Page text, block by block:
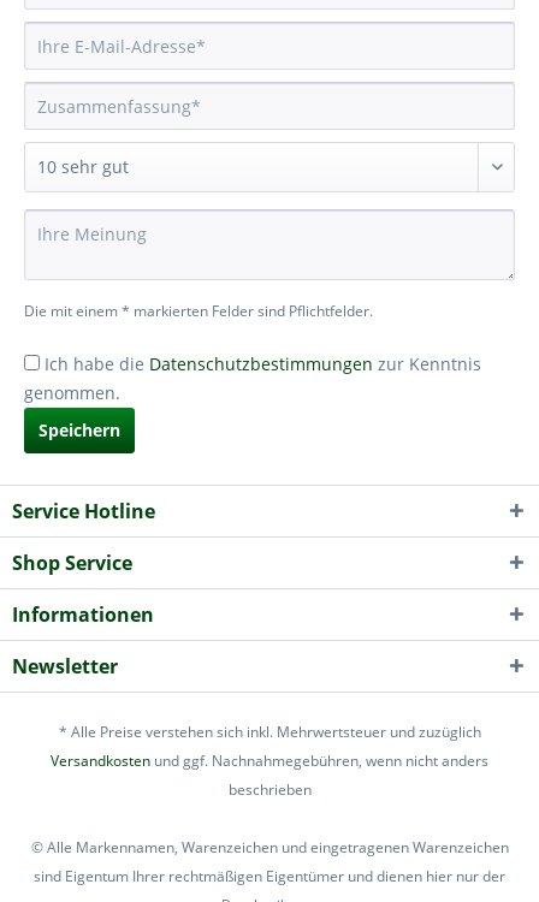
Die mit einem * markierten Felder sind Pflichtfelder.
Ich habe die Datenschutzbestimmungen zur Kenntnis
genommen.
Speichern
Service Hotline
Shop Service
Informationen
Newsletter
* Alle Preise verstehen sich inkl. Mehrwertsteuer und zuzüglich
Versandkosten und ggf. Nachnahmegebühren, wenn nicht anders
beschrieben
© Alle Markennamen, Warenzeichen und eingetragenen Warenzeichen
sind Eigentum Ihrer rechtmäßigen Eigentümer und dienen hier nur der